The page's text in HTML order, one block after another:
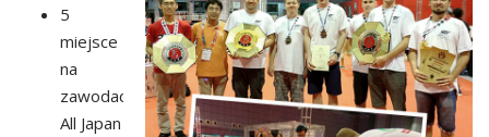
5
miejsce
na
zawodach
All Japan